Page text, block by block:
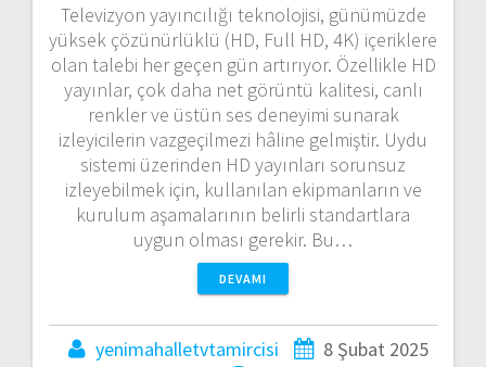
Televizyon yayıncılığı teknolojisi, günümüzde
yüksek çözünürlüklü (HD, Full HD, 4K) içeriklere
olan talebi her geçen gün artırıyor. Özellikle HD
yayınlar, çok daha net görüntü kalitesi, canlı
renkler ve üstün ses deneyimi sunarak
izleyicilerin vazgeçilmezi hâline gelmiştir. Uydu
sistemi üzerinden HD yayınları sorunsuz
izleyebilmek için, kullanılan ekipmanların ve
kurulum aşamalarının belirli standartlara
uygun olması gerekir. Bu…
DEVAMI
yenimahalletvtamircisi
8 Şubat 2025